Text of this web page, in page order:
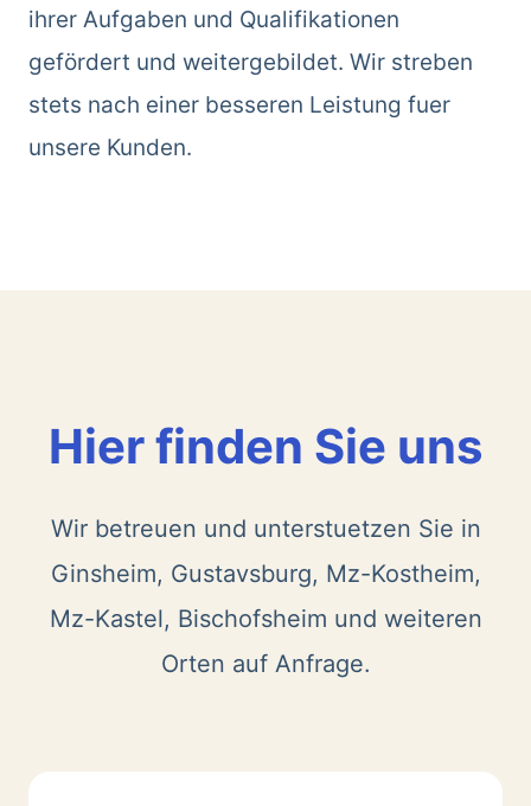
ihrer Aufgaben und Qualifikationen
gefördert und weitergebildet. Wir streben
stets nach einer besseren Leistung fuer
unsere Kunden.
Hier finden Sie uns
Wir betreuen und unterstuetzen Sie in
Ginsheim, Gustavsburg, Mz-Kostheim,
Mz-Kastel, Bischofsheim und weiteren
Orten auf Anfrage.